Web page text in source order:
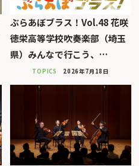
ぶらあぼブラス！Vol.48 花咲
徳栄高等学校吹奏楽部（埼玉
県）みんなで行こう、…
TOPICS 2026年7月18日